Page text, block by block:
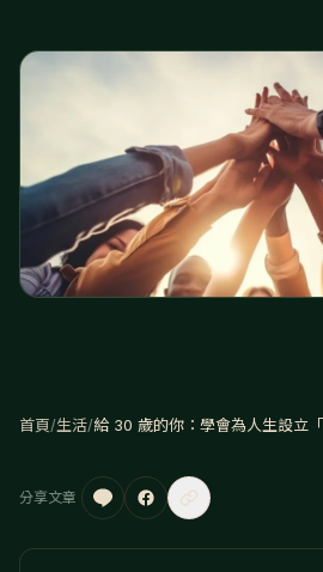
首頁/生活/
分享文章